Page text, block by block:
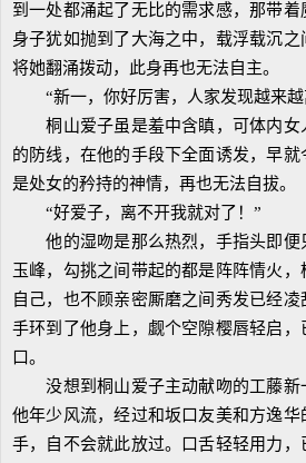
到一处都涌起了无比的需求感，那带
身子犹如抛到了大海之中，载浮载沉
将她翻涌拨动，此身再也无法自主。
“新一，你好厉害，人家发现越来越
桐山爱子虽是羞中含瞋，可体内女
的防线，在他的手段下全面诱发，早
是处女的矜持的神情，再也无法自拔。
“好爱子，离不开我就对了！”
他的湿吻是那么热烈，手指头即便
玉峰，勾挑之间带起的都是阵阵情火
自己，也不顾亲密厮磨之间秀发已经
手环到了他身上，觑个空隙樱唇轻启
口。
没想到桐山爱子主动献吻的工藤新
他年少风流，经过和坂口友美和方逸
手，自不会就此放过。口舌轻轻用力